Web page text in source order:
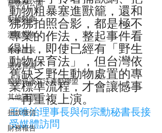
寵物狗公園
動物醫療
瀕危動物
動保里長
環境會議
動物保護立法運動聯盟
其他議題
捐款徵信
財務報告
動物粗暴塞進獸籠，還和
狒狒拍照合影，都是極不
專業的作法，整起事件看
得出，即使已經有「野生
動物保育法」，但台灣依
舊缺乏野生動物處置的專
業標準流程，才會讓憾事
一再重複上演。
王唯治理事長與何宗勳秘書長接
受媒體訪問